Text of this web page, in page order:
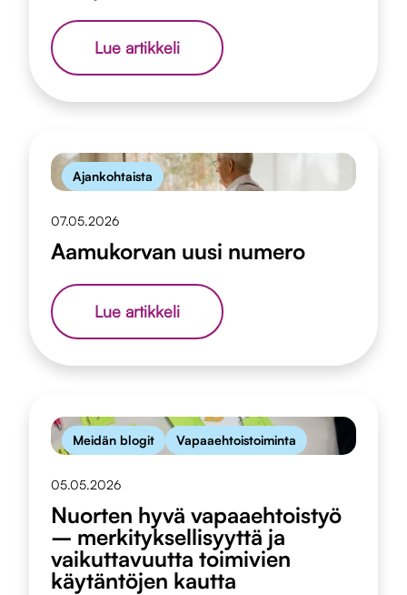
Lue artikkeliTampereMission
2/26
Ajankohtaista
07.05.2026
Aamukorvan uusi numero
Lue artikkeliAamukorvan
numero
Meidän blogit Vapaaehtoistoiminta
05.05.2026
Nuorten hyvä vapaaehtoistyö
– merkityksellisyyttä ja
vaikuttavuutta toimivien
käytäntöjen kautta